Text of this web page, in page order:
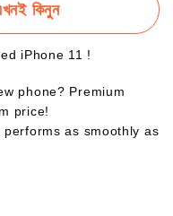
কিনুন
iPhone 11 !
phone? Premium
price!
performs as smoothly as